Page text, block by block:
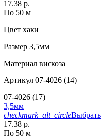
17.38 р.
По 50 м
Цвет хаки
Размер 3,5мм
Материал вискоза
Артикул 07-4026 (14)
07-4026 (17)
3,5мм
checkmark_alt_circleВыбрать
17.38 р.
По 50 м